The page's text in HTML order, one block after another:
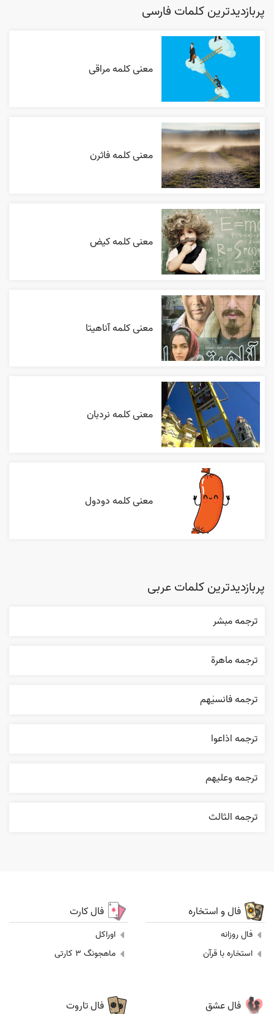
پربازدیدترین کلمات فارسی
معنی کلمه مراقی
معنی کلمه فاثرن
معنی کلمه کیض
معنی کلمه آناهیتا
معنی کلمه نردبان
معنی کلمه دودول
پربازدیدترین کلمات عربی
ترجمه مبشر
ترجمه ماهرة
ترجمه فانسیٰهم
ترجمه اذاعوا
ترجمه وعليهم
ترجمه الثالث
فال و استخاره
فال روزانه
استخاره با قرآن
فال کارت
اوراکل
ماهجونگ 3 کارتی
فال عشق فال تاروت